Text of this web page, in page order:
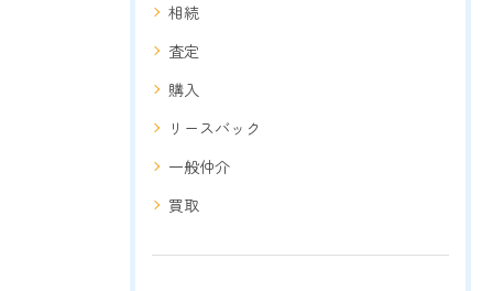
相続
査定
購入
リースバック
一般仲介
買取